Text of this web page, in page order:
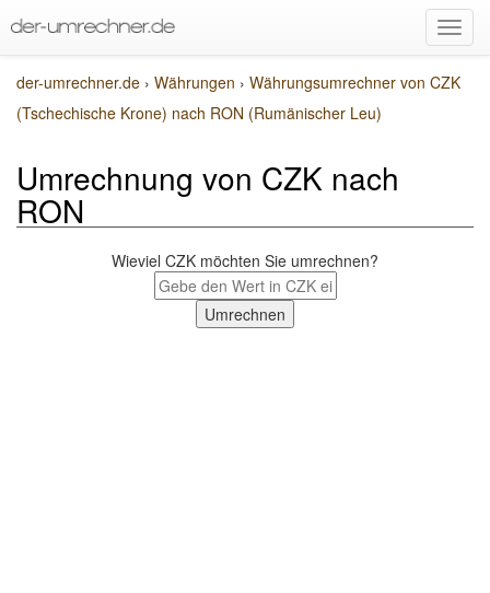
der-umrechner.de › Währungen › Währungsumrechner von CZK
(Tschechische Krone) nach RON (Rumänischer Leu)
Umrechnung von CZK nach
RON
Wieviel CZK möchten Sie umrechnen?